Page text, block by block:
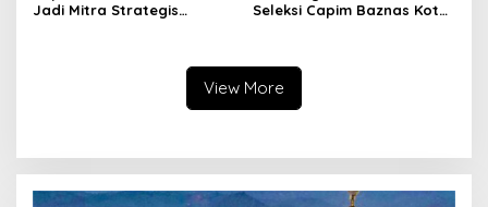
Jadi Mitra Strategis
Seleksi Capim Baznas Kota
View More